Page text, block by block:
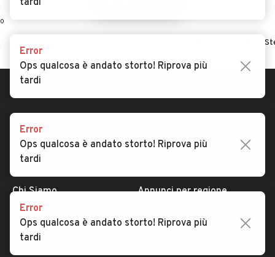
0
Prato allo
Chi Siamo
Serve aiuto?
Dati identificativi
Annunci per regione
Tutte le auto usate
tardi
Error
Ops qualcosa è andato storto! Riprova più
tardi
Error
Ops qualcosa è andato storto! Riprova più
tardi
Error
Ops qualcosa è andato storto! Riprova più
tardi